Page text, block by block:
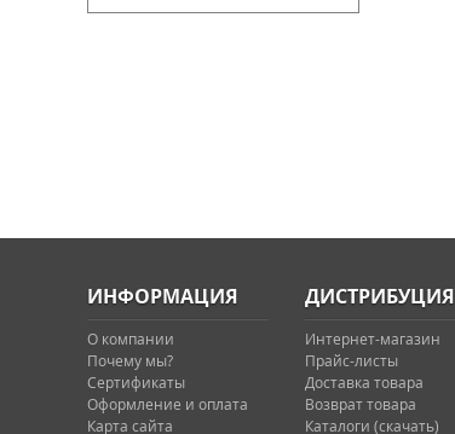
ИНФОРМАЦИЯ
О компании
Почему мы?
Сертификаты
Оформление и оплата
Карта сайта
ДИСТРИБУЦИЯ
Интернет-магазин
Прайс-листы
Доставка товара
Возврат товара
Каталоги (скачать)